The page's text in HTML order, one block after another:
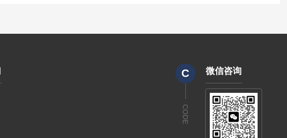
C
CODE
微信咨询